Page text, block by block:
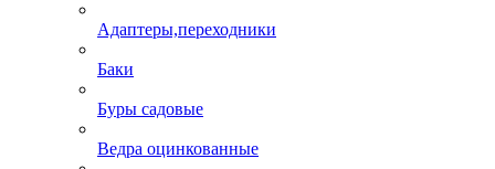
Адаптеры,переходники
Баки
Буры садовые
Ведра оцинкованные